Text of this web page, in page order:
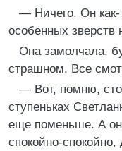
— Ничего. Он как-
особенных
Она замолчала,
страшном. Все
— Вот, помню,
ступеньках
еще поменьше. А он
спокойно-